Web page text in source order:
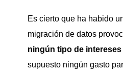
Es cierto que ha habido
migración de datos
ningún tipo de
supuesto ningún gasto